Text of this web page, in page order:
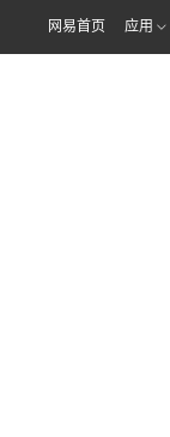
网易首页 应用